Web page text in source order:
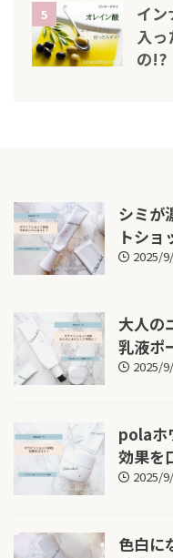
5
イン
入
の!?
シミが
トシ
2025/
大人の
乳液ポ
2025/
polaホ
効果を
2025/
色白に